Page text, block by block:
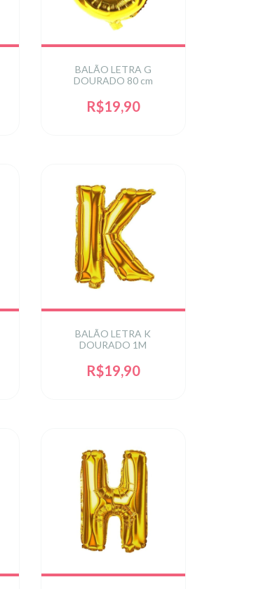
BALÃO LETRA G
DOURADO 80 cm
R$19,90
BALÃO LETRA K
DOURADO 1M
R$19,90